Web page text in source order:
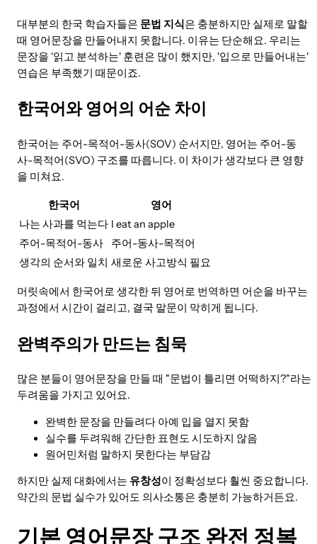
대부분의 한국 학습자들은 문법 지식은 충분하지만 실제로 말할
때 영어문장을 만들어내지 못합니다. 이유는 단순해요. 우리는
문장을 '읽고 분석하는' 훈련은 많이 했지만, '입으로 만들어내는'
연습은 부족했기 때문이죠.
한국어와 영어의 어순 차이
한국어는 주어-목적어-동사(SOV) 순서지만, 영어는 주어-동
사-목적어(SVO) 구조를 따릅니다. 이 차이가 생각보다 큰 영향
을 미쳐요.
한국어
영어
나는 사과를 먹는다 I eat an apple
주어-목적어-동사
주어-동사-목적어
생각의 순서와 일치 새로운 사고방식 필요
머릿속에서 한국어로 생각한 뒤 영어로 번역하면 어순을 바꾸는
과정에서 시간이 걸리고, 결국 말문이 막히게 됩니다.
완벽주의가 만드는 침묵
많은 분들이 영어문장을 만들 때 "문법이 틀리면 어떡하지?"라는
두려움을 가지고 있어요.
완벽한 문장을 만들려다 아예 입을 열지 못함
실수를 두려워해 간단한 표현도 시도하지 않음
원어민처럼 말하지 못한다는 부담감
하지만 실제 대화에서는 유창성이 정확성보다 훨씬 중요합니다.
약간의 문법 실수가 있어도 의사소통은 충분히 가능하거든요.
기본 영어문장 구조 완전 정복